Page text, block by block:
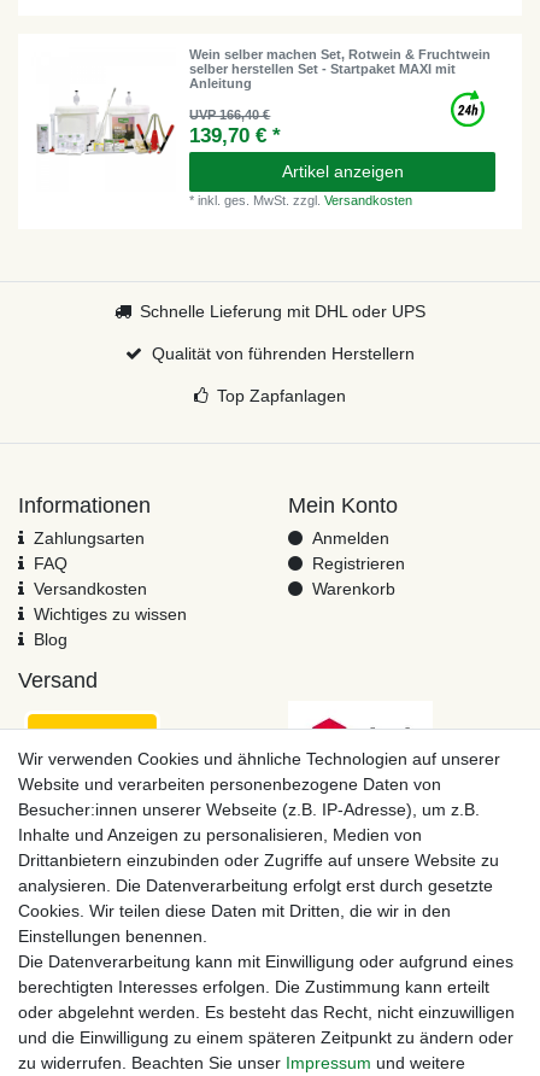
Wein selber machen Set, Rotwein & Fruchtwein
selber herstellen Set - Startpaket MAXI mit
Anleitung
UVP 166,40 €
139,70 € *
Artikel anzeigen
*inkl. ges. MwSt. zzgl.Versandkosten
Schnelle Lieferung mit DHL oder UPS
Qualität von führenden Herstellern
Top Zapfanlagen
Informationen
Zahlungsarten
FAQ
Versandkosten
Wichtiges zu wissen
Blog
Mein Konto
Anmelden
Registrieren
Warenkorb
Versand
Zahlungsmöglichkeiten
Wir verwenden Cookies und ähnliche Technologien auf unserer
Website und verarbeiten personenbezogene Daten von
Besucher:innen unserer Webseite (z.B. IP-Adresse), um z.B.
Inhalte und Anzeigen zu personalisieren, Medien von
Drittanbietern einzubinden oder Zugriffe auf unsere Website zu
analysieren. Die Datenverarbeitung erfolgt erst durch gesetzte
Cookies. Wir teilen diese Daten mit Dritten, die wir in den
Einstellungen benennen.
Die Datenverarbeitung kann mit Einwilligung oder aufgrund eines
berechtigten Interesses erfolgen. Die Zustimmung kann erteilt
oder abgelehnt werden. Es besteht das Recht, nicht einzuwilligen
und die Einwilligung zu einem späteren Zeitpunkt zu ändern oder
zu widerrufen. Beachten Sie unser Impressum und weitere